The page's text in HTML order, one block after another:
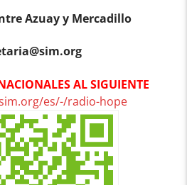
Azuay y Mercadillo
AL SIGUIENTE
es/-/radio-hope